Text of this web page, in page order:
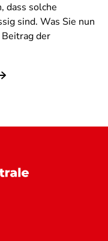
dass solche
sind. Was Sie nun
der